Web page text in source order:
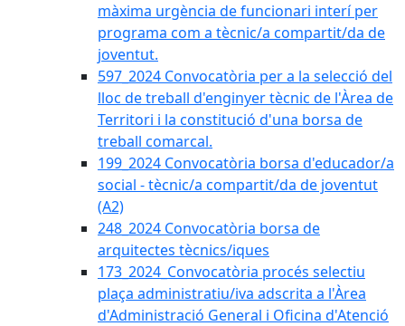
màxima urgència de funcionari interí per
programa com a tècnic/a compartit/da de
joventut.
597_2024 Convocatòria per a la selecció del
lloc de treball d'enginyer tècnic de l'Àrea de
Territori i la constitució d'una borsa de
treball comarcal.
199_2024 Convocatòria borsa d'educador/a
social - tècnic/a compartit/da de joventut
(A2)
248_2024 Convocatòria borsa de
arquitectes tècnics/iques
173_2024_Convocatòria procés selectiu
plaça administratiu/iva adscrita a l'Àrea
d'Administració General i Oficina d'Atenció